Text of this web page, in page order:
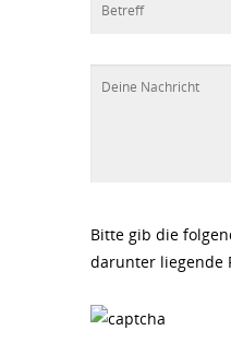
Bitte gib die
darunter liegende